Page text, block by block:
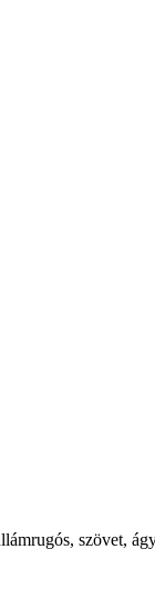
szövet,